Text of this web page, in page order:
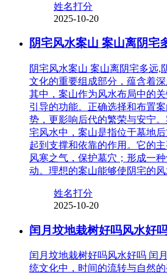
姓名打分
2025-10-20
阴宅风水案山 案山离阴宅
阴宅风水案山 案山离阴宅多远,
文化的重要组成部分，蕴含着深
其中，案山作为风水布局中的
引导的功能。正确选择和布置
势，更影响后代的繁荣与安宁
宅风水中，案山是指位于墓地
起到支撑和依靠的作用。它的
风寒之气，保护墓穴；形成一
动。理想的案山能够使阴宅的
姓名打分
2025-10-20
闰月坟地栽树好吗风水好
闰月坟地栽树好吗风水好吗 闰
统文化中，时间的流转与自然